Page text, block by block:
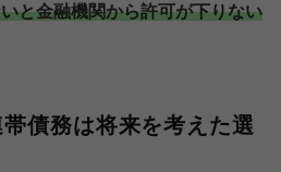
と金融機関から許可が下りない
債務は将来を考えた選